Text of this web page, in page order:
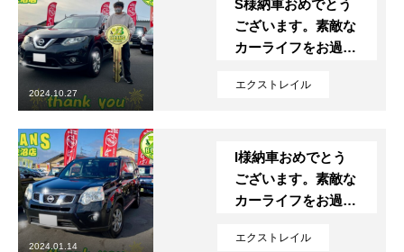
定期点検・車検
保険
ビーンズMyカーリース
レッカー
レンタカー
エクストレイル
S様納車おめでとう
ございます。素敵な
カーライフをお過ご
2024.10.27
エクストレイル
I様納車おめでとう
ございます。素敵な
カーライフをお過ご
2024.01.14